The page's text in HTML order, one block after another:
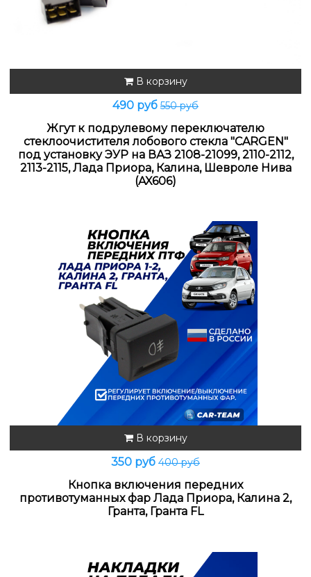
В корзину
490 руб 550 руб
Жгут к подрулевому переключателю
стеклоочистителя лобового стекла "CARGEN"
под установку ЭУР на ВАЗ 2108-21099, 2110-2112,
2113-2115, Лада Приора, Калина, Шевроле Нива
(AX606)
В корзину
350 руб 400 руб
Кнопка включения передних
противотуманных фар Лада Приора, Калина 2,
Гранта, Гранта FL